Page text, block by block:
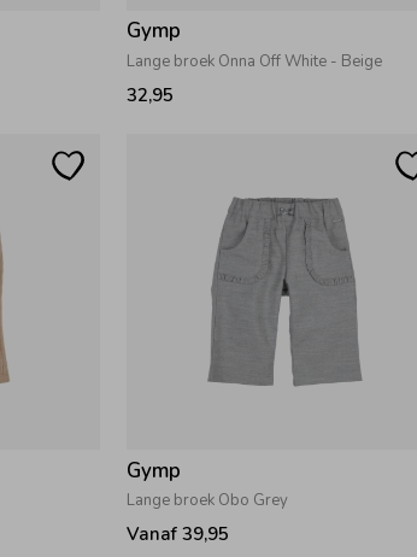
Gymp
Lange broek Onna Off White - Beige
32,95
Gymp
Lange broek Obo Grey
Vanaf 39,95